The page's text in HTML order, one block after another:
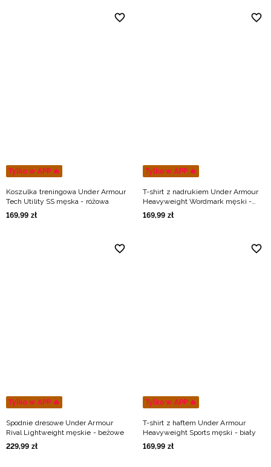
Tylko w APP 🔥
Koszulka treningowa Under Armour
Tech Utility SS męska - różowa
169,99 zł
Tylko w APP 🔥
T-shirt z nadrukiem Under Armour
Heavyweight Wordmark męski -
szary
169,99 zł
Tylko w APP 🔥
Spodnie dresowe Under Armour
Rival Lightweight męskie - beżowe
229,99 zł
Tylko w APP 🔥
T-shirt z haftem Under Armour
Heavyweight Sports męski - biały
169,99 zł